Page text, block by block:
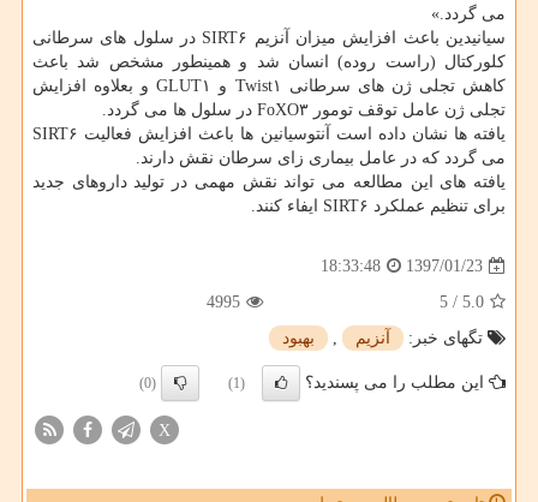
می گردد.»
سیانیدین باعث افزایش میزان آنزیم SIRT۶ در سلول های سرطانی
كلوركتال (راست روده) انسان شد و همینطور مشخص شد باعث
كاهش تجلی ژن های سرطانی Twist۱ و GLUT۱ و بعلاوه افزایش
تجلی ژن عامل توقف تومور FoXO۳ در سلول ها می گردد.
یافته ها نشان داده است آنتوسیانین ها باعث افزایش فعالیت SIRT۶
می گردد كه در عامل بیماری زای سرطان نقش دارند.
یافته های این مطالعه می تواند نقش مهمی در تولید داروهای جدید
برای تنظیم عملكرد SIRT۶ ایفاء كنند.
1397/01/23
18:33:48
5.0
/
5
4995
تگهای خبر:
آنزیم , بهبود
این مطلب را می پسندید؟ (1)
(0)
X